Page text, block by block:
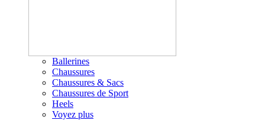
Ballerines
Chaussures
Chaussures & Sacs
Chaussures de Sport
Heels
Voyez plus